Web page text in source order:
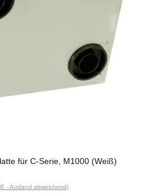
für C-Serie, M1000 (Weiß)
- Ausland abweichend)